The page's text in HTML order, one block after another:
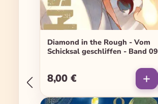
Diamond in the Rough - Vom
Schicksal geschliffen - Band 09
Regulärer Preis:
8,00 €